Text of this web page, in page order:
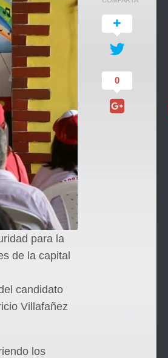
para la
de la capital
candidato
Villafañez
los
0